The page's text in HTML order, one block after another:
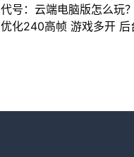
代号：云端电脑版怎么玩
优化240高帧 游戏多开 后